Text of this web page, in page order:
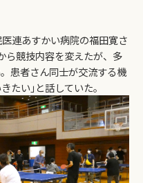
連あすかい病院の福田寛さ
ら競技内容を変えたが、多
患者さん同士が交流する機
たい｣と話していた。